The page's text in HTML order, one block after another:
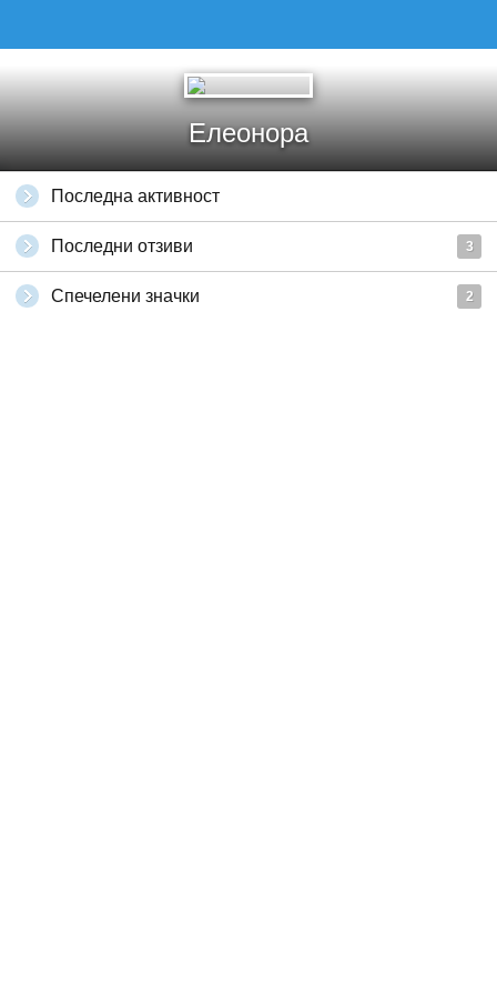
Елеонора
Последна активност
Последни отзиви 3
Спечелени значки 2